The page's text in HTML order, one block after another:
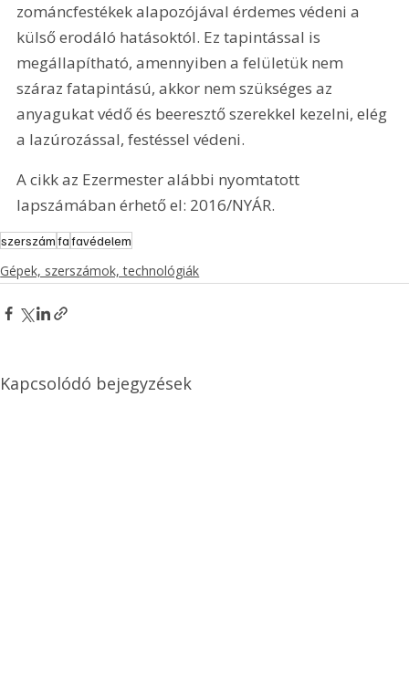
zománcfestékek alapozójával érdemes védeni a
külső erodáló hatásoktól. Ez tapintással is
megállapítható, amennyiben a felületük nem
száraz fatapintású, akkor nem szükséges az
anyagukat védő és beeresztő szerekkel kezelni, elég
a lazúrozással, festéssel védeni.
A cikk az Ezermester alábbi nyomtatott
lapszámában érhető el: 2016/NYÁR.
szerszámfafavédelem
Gépek, szerszámok, technológiák
Kapcsolódó bejegyzések